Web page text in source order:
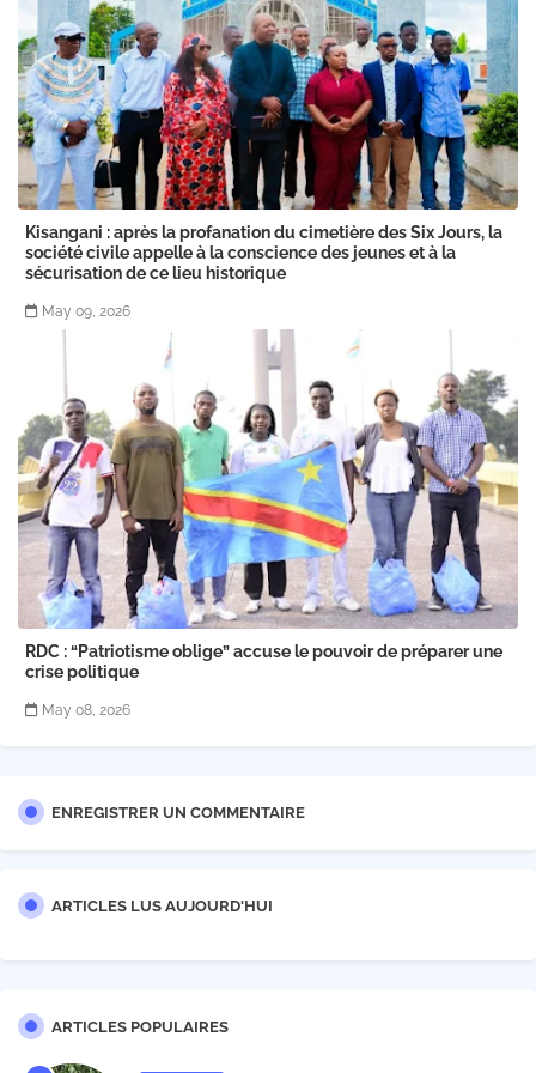
Kisangani : après la profanation du cimetière des Six Jours, la
société civile appelle à la conscience des jeunes et à la
sécurisation de ce lieu historique
May 09, 2026
RDC : “Patriotisme oblige” accuse le pouvoir de préparer une
crise politique
May 08, 2026
ENREGISTRER UN COMMENTAIRE
ARTICLES LUS AUJOURD'HUI
ARTICLES POPULAIRES